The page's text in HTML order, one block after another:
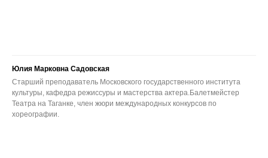
Юлия Марковна Садовская
Старший преподаватель Московского государственного института
культуры, кафедра режиссуры и мастерства актера.Балетмейстер
Театра на Таганке, член жюри международных конкурсов по
хореографии.